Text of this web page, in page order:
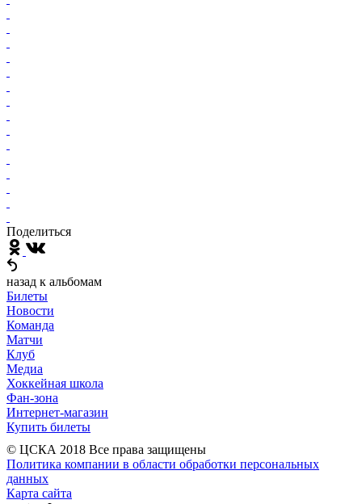
Поделиться
назад к альбомам
Билеты
Новости
Команда
Матчи
Клуб
Медиа
Хоккейная школа
Фан-зона
Интернет-магазин
Купить билеты
© ЦСКА 2018 Все права защищены
Политика компании в области обработки персональных
данных
Карта сайта